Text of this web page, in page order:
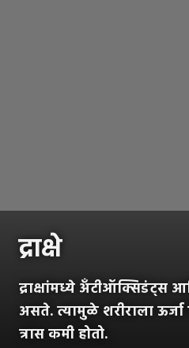
द्राक्षे
द्राक्षांमध्ये अँटीऑक्सिडंट्स
असते. त्यामुळे शरीराला
त्रास कमी होतो.